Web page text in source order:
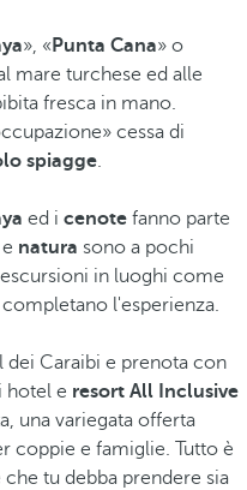
», «Punta Cana» o
mare turchese ed alle
fresca in mano.
cessa di
spiagge.
ed i cenote fanno parte
e natura sono a pochi
in luoghi come
l'esperienza.
Caraibi e prenota con
hotel e resort All Inclusive
una variegata offerta
coppie e famiglie. Tutto è
tu debba prendere sia